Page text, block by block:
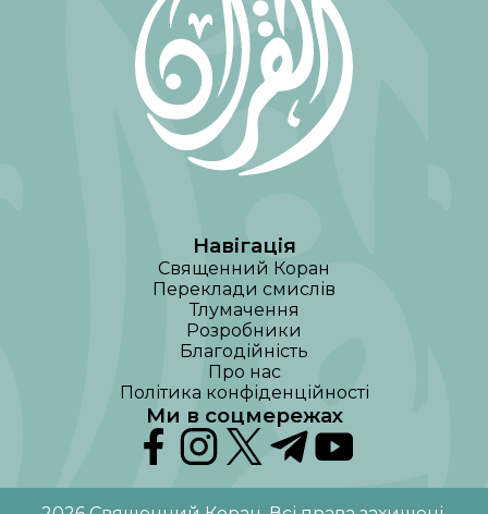
Навігація
Священний Коран
Переклади смислів
Тлумачення
Розробники
Благодійність
Про нас
Політика конфіденційності
Ми в соцмережах